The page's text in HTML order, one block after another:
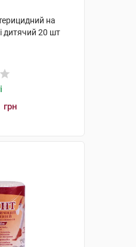
на
дитячий 20 шт
грн